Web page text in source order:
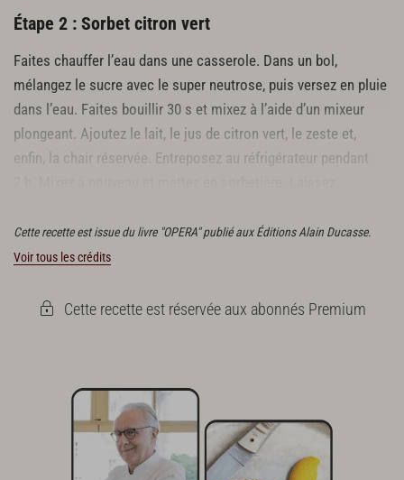
Étape 2 : Sorbet citron vert
Faites chauffer l’eau dans une casserole. Dans un bol,
mélangez le sucre avec le super neutrose, puis versez en pluie
dans l’eau. Faites bouillir 30 s et mixez à l’aide d’un mixeur
plongeant. Ajoutez le lait, le jus de citron vert, le zeste et,
enfin, la chair réservée. Entreposez au réfrigérateur pendant
Cette recette est issue du livre "OPERA" publié aux Éditions Alain Ducasse.
Voir tous les crédits
Cette recette est réservée aux abonnés Premium